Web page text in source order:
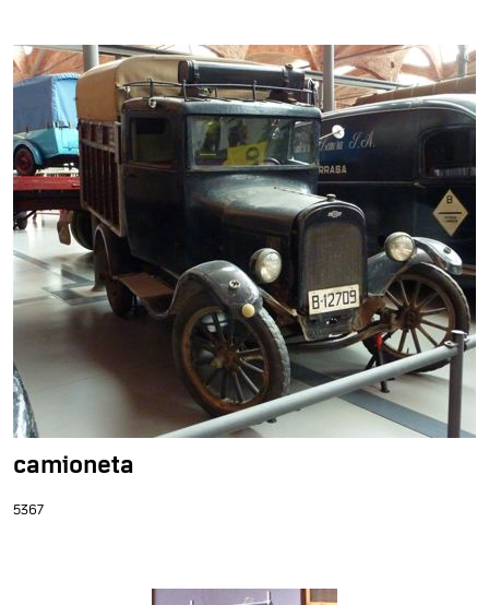
camioneta
5367